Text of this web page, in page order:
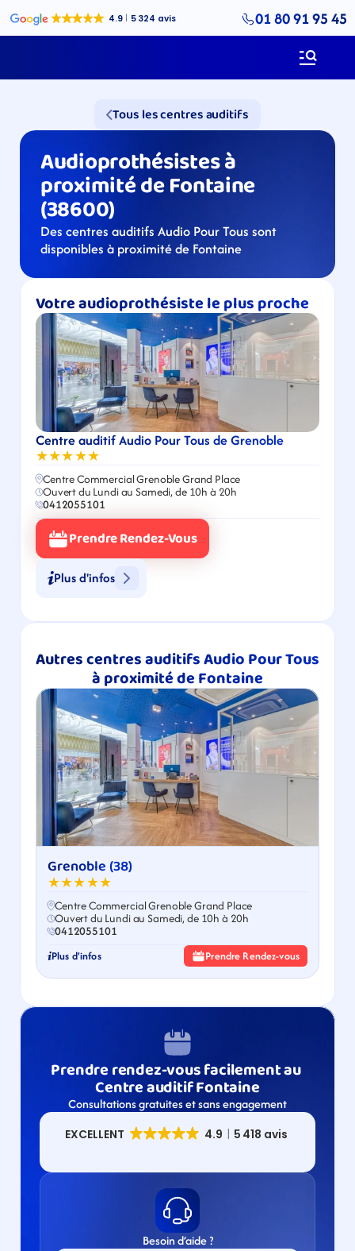
01 80 91 95 45
Tous les centres auditifs
Audioprothésistes à
proximité de Fontaine
(38600)
Des centres auditifs Audio Pour Tous sont
disponibles à proximité de Fontaine
Votre audioprothésiste le plus proche
Centre auditif Audio Pour Tous de Grenoble
★★★★★
Centre Commercial Grenoble Grand Place
Ouvert du Lundi au Samedi, de 10h à 20h
0412055101
Prendre Rendez-Vous
Plus d'infos
Autres centres auditifs Audio Pour Tous
à proximité de Fontaine
Grenoble (38)
★★★★★
Centre Commercial Grenoble Grand Place
Ouvert du Lundi au Samedi, de 10h à 20h
0412055101
Plus d'infos Prendre Rendez-vous
Prendre rendez-vous facilement au
Centre auditif Fontaine
Consultations gratuites et sans engagement
Besoin d’aide ?